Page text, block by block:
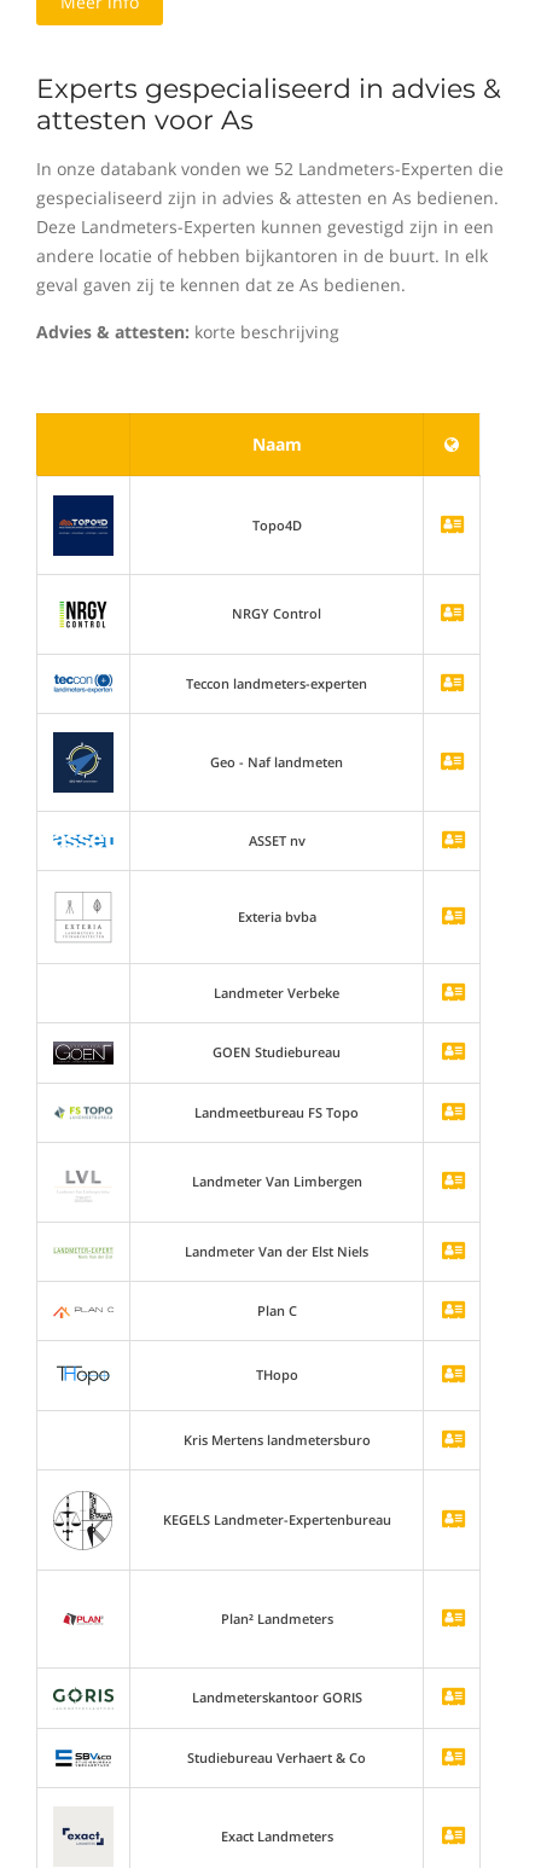
Experts gespecialiseerd in advies &
attesten voor As
In onze databank vonden we 52 Landmeters-Experten die
gespecialiseerd zijn in advies & attesten en As bedienen.
Deze Landmeters-Experten kunnen gevestigd zijn in een
andere locatie of hebben bijkantoren in de buurt. In elk
geval gaven zij te kennen dat ze As bedienen.
Advies & attesten: korte beschrijving
Naam
Topo4D
NRGY Control
Teccon landmeters-experten
Geo - Naf landmeten
ASSET nv
Exteria bvba
Landmeter Verbeke
GOEN Studiebureau
Landmeetbureau FS Topo
Landmeter Van Limbergen
Landmeter Van der Elst Niels
Plan C
THopo
Kris Mertens landmetersburo
KEGELS Landmeter-Expertenbureau
Plan² Landmeters
Landmeterskantoor GORIS
Studiebureau Verhaert & Co
Exact Landmeters